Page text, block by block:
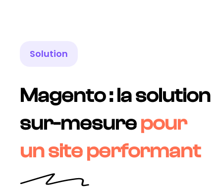
Solution
Magento : la solution
sur-mesurepour
un site performant